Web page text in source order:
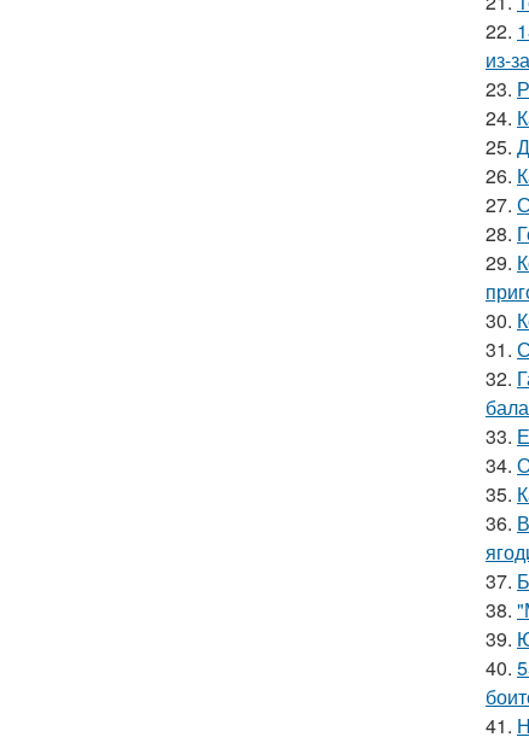
22.
из-
23.
24.
25.
26.
27.
28.
29.
30.
31.
32.
33.
34.
35.
36.
37.
38.
39.
40.
41.